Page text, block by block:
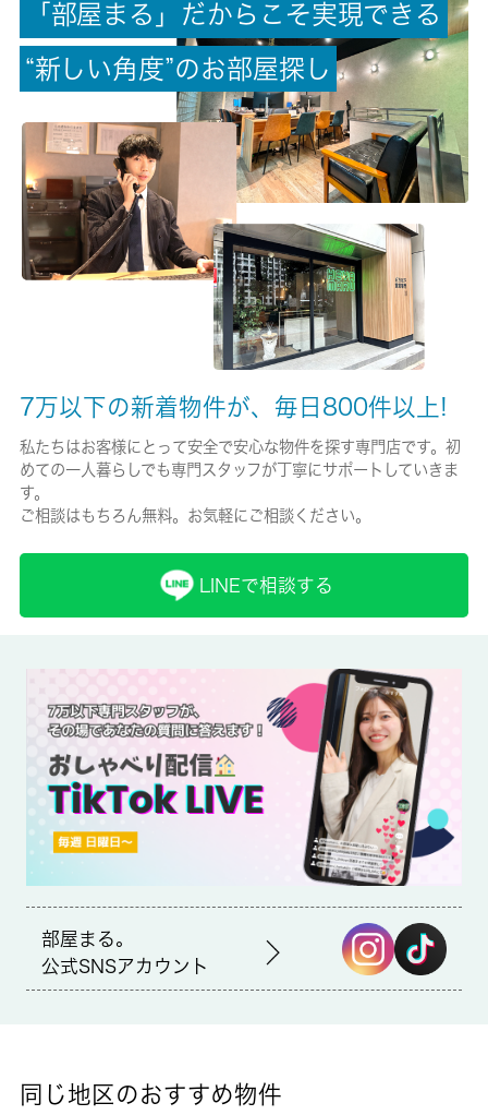
駐車場/料金
空有/3000円
有/18000円
保険名/保険期間
-/2年
賃貸区分/契約期間
一般/2年
2022年05月 全室クロス張替え 床（フローリング等） 建具
（室内ドア等）
ペット飼育要相談（飼育の場合は敷金２ケ月分）
近くにはローソン 飯能川寺店(徒歩5分)がありちょっとした買い
物に便利です。室内設備はエアコン・バストイレ別など大変充実
しております。閑静な住宅地にある物件です。お部屋の情報から
周辺地域の情報までお任せください。当社では、地域に詳しい熟
練スタッフが飯能市や西武池袋線飯能付近でのお部屋探しをサポ
ート致します。
「 部屋 ま る 」 だ か ら こ そ実現で き る
“新 し い角 度”のお部屋探 し
7万以下の新着物件が、毎日800件以上!
私たちはお客様にとって安全で安心な物件を探す専門店です。初
めての一人暮らしでも専門スタッフが丁寧にサポートしていきま
す。
ご相談はもちろん無料。お気軽にご相談ください。
LINEで相談する
部屋まる。
公式SNSアカウント
同じ地区のおすすめ物件